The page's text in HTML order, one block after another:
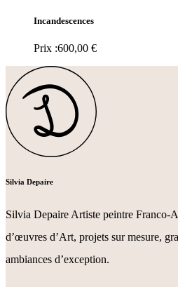
Incandescences
Prix :600,00 €
Silvia Depaire
Silvia Depaire Artiste peintre Franco-
d’œuvres d’Art, projets sur mesure,
ambiances d’exception.